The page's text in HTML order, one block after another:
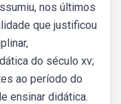
nos últimos
que justificou
do século xv;
ao período do
ensinar didática.